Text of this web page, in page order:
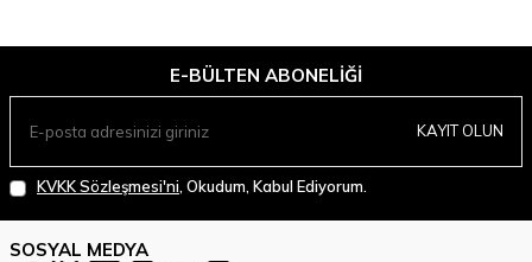
E-BÜLTEN ABONELIĞI
KAYIT OLUN
KVKK Sözleşmesi'ni , Okudum, Kabul Ediyorum.
SOSYAL MEDYA